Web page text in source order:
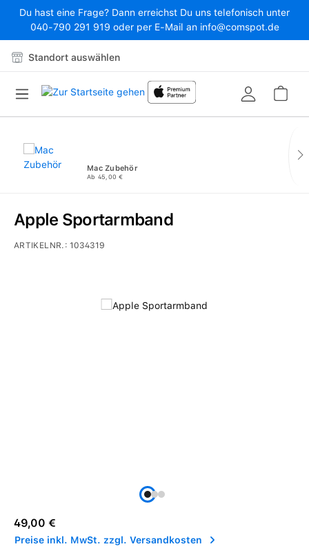
Zum Hauptinhalt springen
Du hast eine Frage? Dann erreichst Du uns telefonisch unter
040-790 291 919 oder per E-Mail an info@comspot.de
Standort auswählen
Mac Zubehör
Ab 45,00 €
Bildergalerie überspringen
Apple Sportarmband
ARTIKELNR.:1034319
Regulärer Preis:
49,00 €
Preise inkl. MwSt. zzgl. Versandkosten